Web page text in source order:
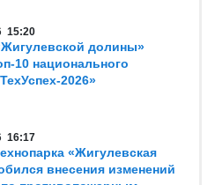
15:20
долины»
10 национального
2026»
16:17
«Жигулевская
внесения изменений